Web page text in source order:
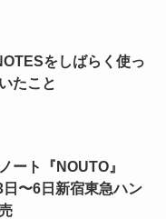
をしばらく使っ
たこと
ート『NOUTO』
〜6日新宿東急ハン